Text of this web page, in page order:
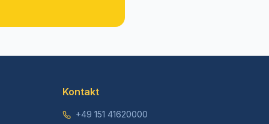
Kontakt
+49 151 41620000